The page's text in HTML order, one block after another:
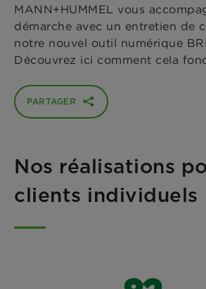
MANN+HUMMEL vous
démarche avec un entretien de
notre nouvel outil numérique
Découvrez ici comment cela
PARTAGER
Nos réalisations
clients individuels